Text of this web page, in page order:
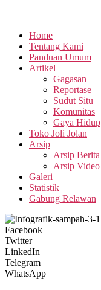
Home
Tentang Kami
Panduan Umum
Artikel
Gagasan
Reportase
Sudut Situ
Komunitas
Gaya Hidup
Toko Joli Jolan
Arsip
Arsip Berita
Arsip Video
Galeri
Statistik
Gabung Relawan
Facebook
Twitter
LinkedIn
Telegram
WhatsApp